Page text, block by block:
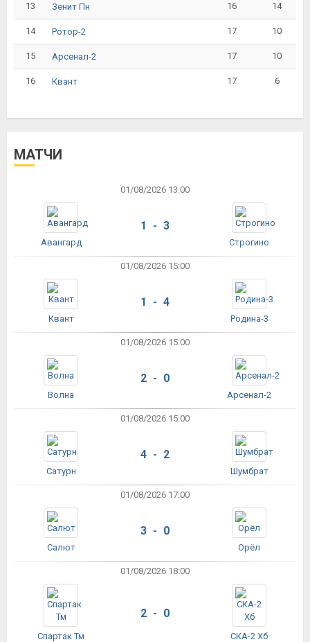
13 Зенит Пн 16 14
14 Ротор-2 17 10
15 Арсенал-2 17 10
16 Квант 17 6
МАТЧИ
01/08/2026 13:00
Авангард
1 - 3
Строгино
01/08/2026 15:00
Квант
1 - 4
Родина-3
01/08/2026 15:00
Волна
2 - 0
Арсенал-2
01/08/2026 15:00
Сатурн
4 - 2
Шумбрат
01/08/2026 17:00
Салют
3 - 0
Орёл
01/08/2026 18:00
Спартак Тм
2 - 0
СКА-2 Хб